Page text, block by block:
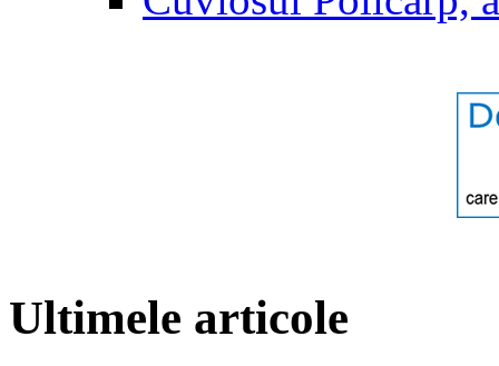
Ultimele articole